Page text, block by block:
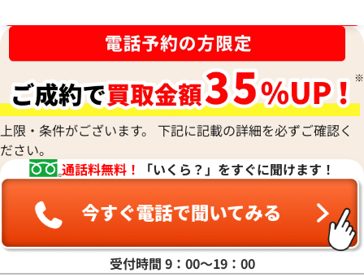
参考買取価格
2025年9月3日時点
参考買取価格
2026年5月3日時点
上限・条件がございます。 下記に記載の詳細を必ずご確認く
ださい。
通話料無料！
「いくら？」をすぐに聞けます！
受付時間 9：00〜19：00